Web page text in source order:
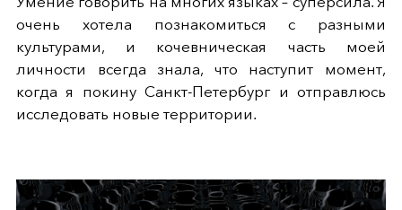
очень хотела познакомиться с разными
культурами, и кочевническая часть моей
личности всегда знала, что наступит момент,
когда я покину Санкт-Петербург и отправлюсь
исследовать новые территории.